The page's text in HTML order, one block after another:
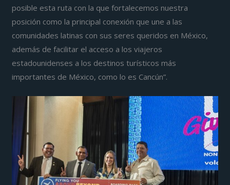
posible esta ruta con la que fortalecemos nuestra
posición como la principal conexión que une a las
comunidades latinas con sus seres queridos en México,
además de facilitar el acceso a los viajeros
estadounidenses a los destinos turísticos más
importantes de México, como lo es Cancún”.